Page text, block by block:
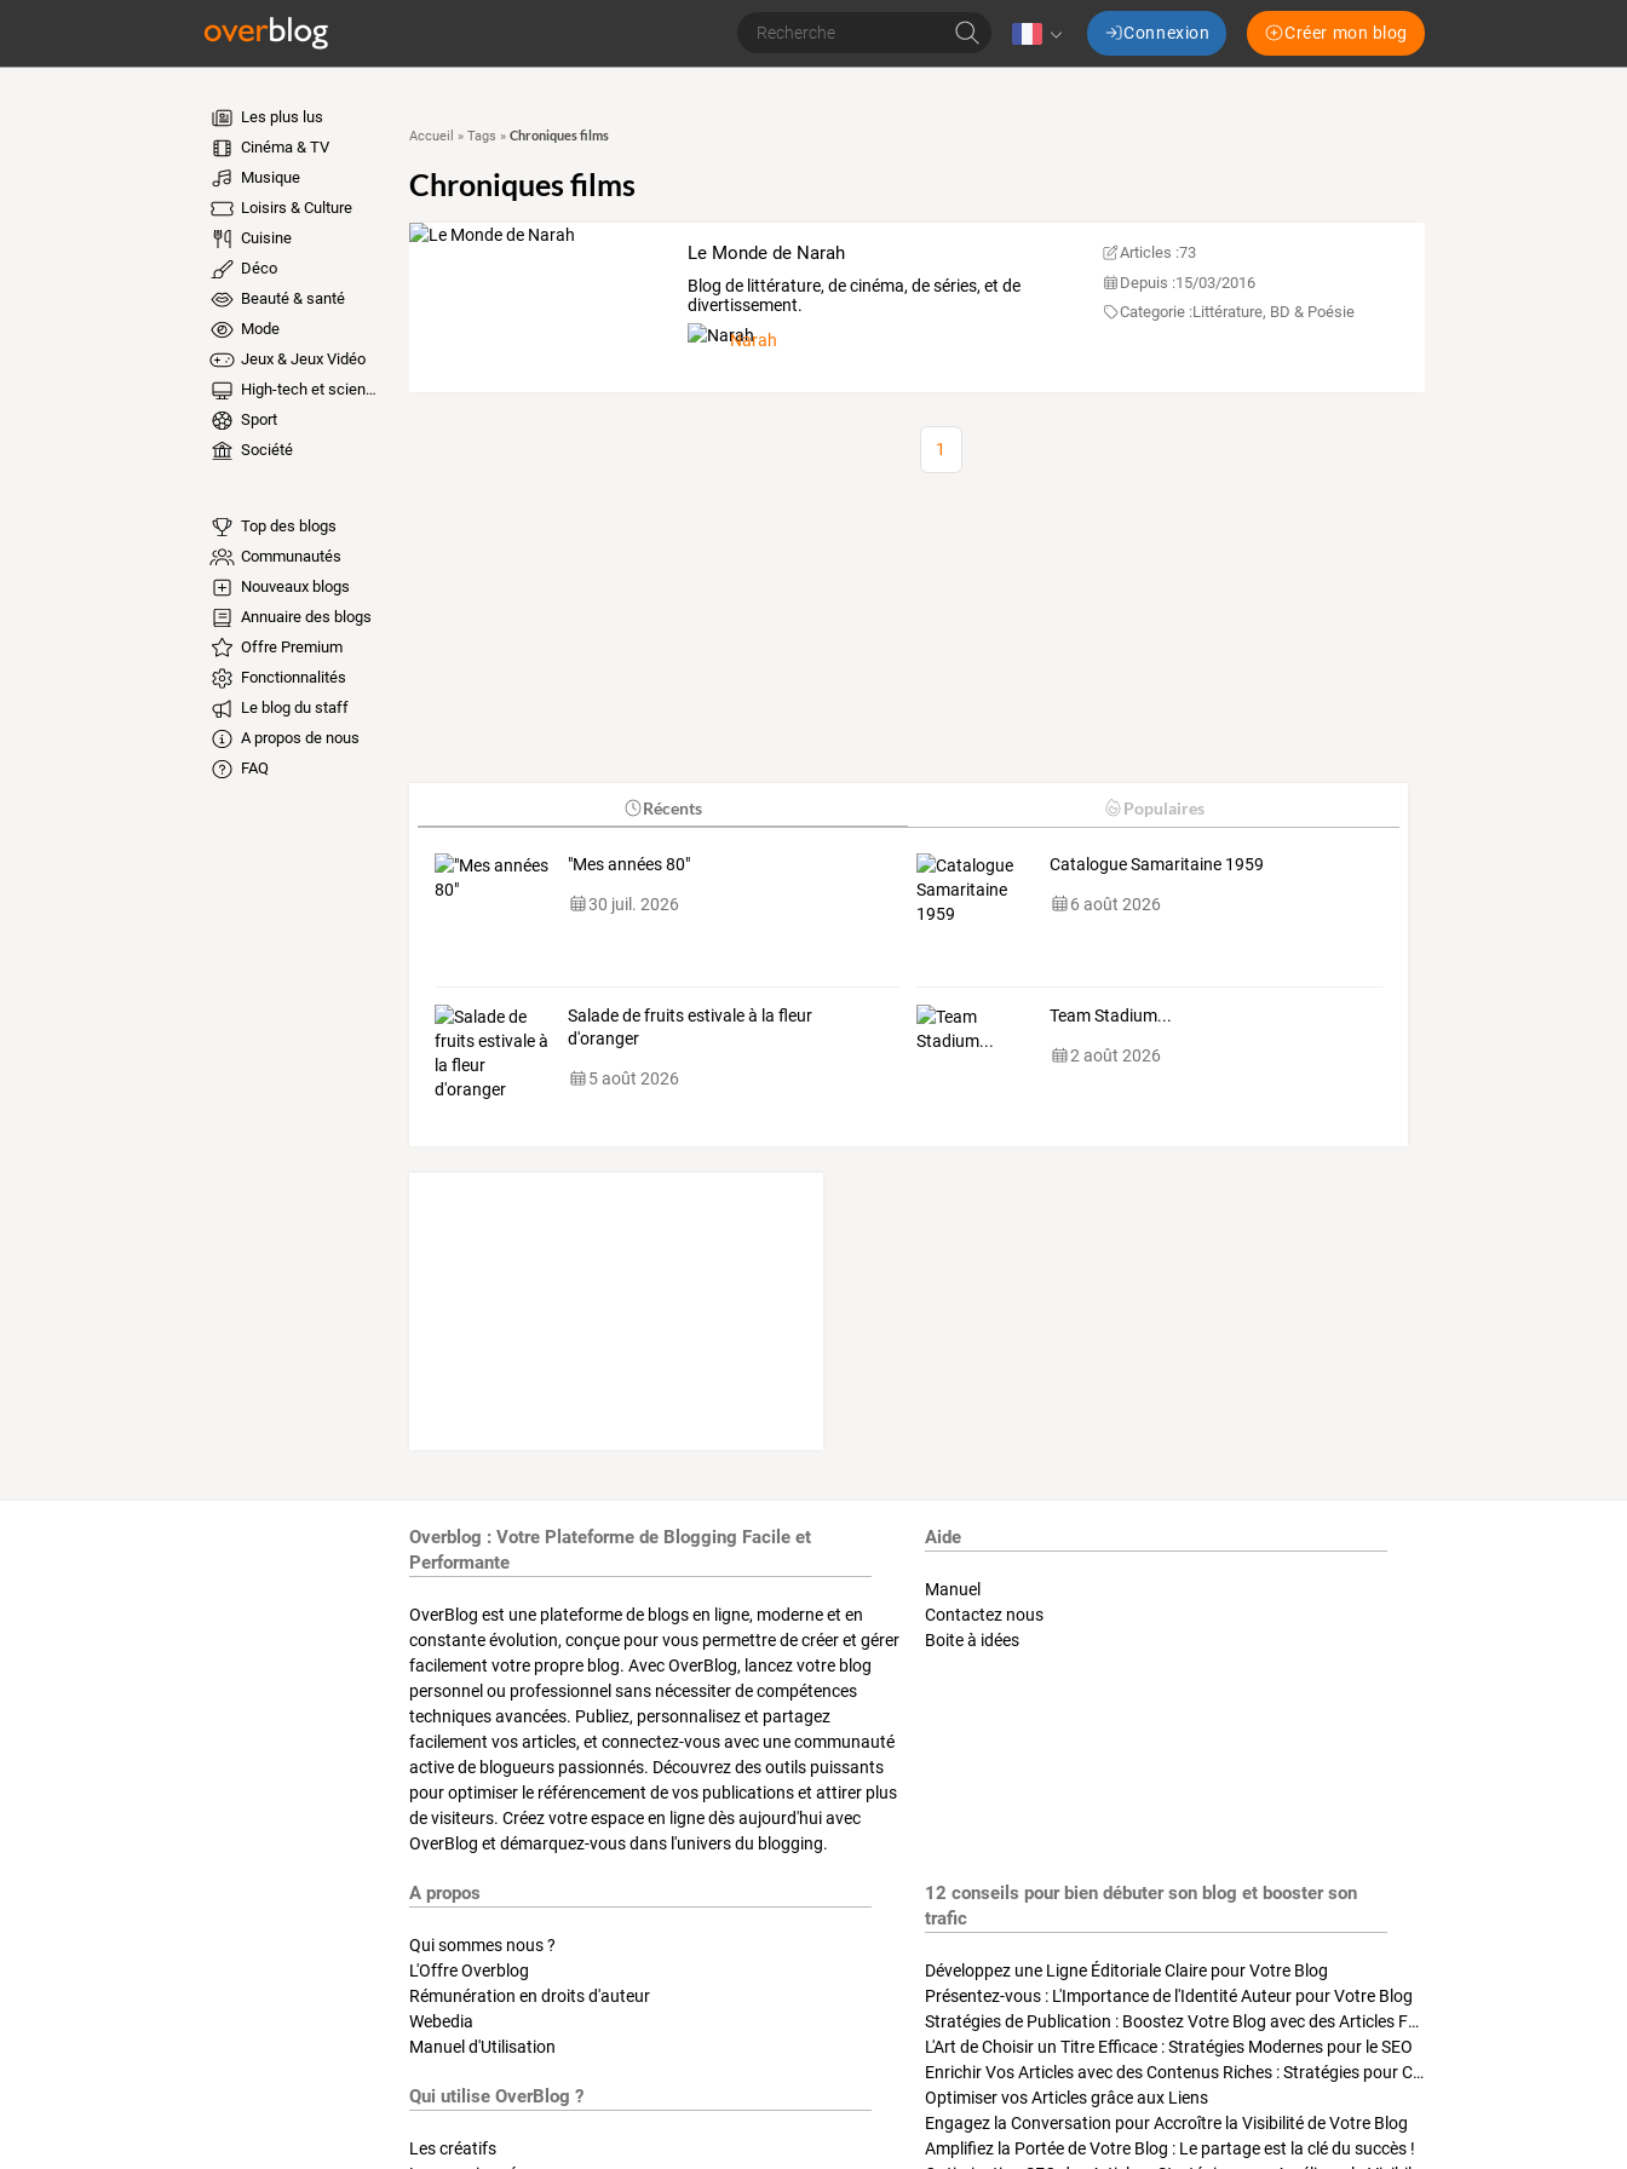
Connexion Créer mon blog
Les plus lus
Cinéma & TV
Musique
Loisirs & Culture
Cuisine
Déco
Beauté & santé
Mode
Jeux & Jeux Vidéo
High-tech et sciences
Sport
Société
Top des blogs
Communautés
Nouveaux blogs
Annuaire des blogs
Offre Premium
Fonctionnalités
Le blog du staff
A propos de nous
FAQ
Accueil » Tags » Chroniques films
Chroniques films
Le Monde de Narah
Blog de littérature, de cinéma, de séries, et de
divertissement.
Narah
Articles :73
Depuis :15/03/2016
Categorie :Littérature, BD & Poésie
1
Récents Populaires
"Mes années 80"
30 juil. 2026
Catalogue Samaritaine 1959
6 août 2026
Salade de fruits estivale à la fleur
d'oranger
5 août 2026
Team Stadium...
2 août 2026
Overblog : Votre Plateforme de Blogging Facile et
Performante
OverBlog est une plateforme de blogs en ligne, moderne et en
constante évolution, conçue pour vous permettre de créer et gérer
facilement votre propre blog. Avec OverBlog, lancez votre blog
personnel ou professionnel sans nécessiter de compétences
techniques avancées. Publiez, personnalisez et partagez
facilement vos articles, et connectez-vous avec une communauté
active de blogueurs passionnés. Découvrez des outils puissants
pour optimiser le référencement de vos publications et attirer plus
de visiteurs. Créez votre espace en ligne dès aujourd'hui avec
OverBlog et démarquez-vous dans l'univers du blogging.
Aide
Manuel
Contactez nous
Boite à idées
A propos
Qui sommes nous ?
L'Offre Overblog
Rémunération en droits d'auteur
Webedia
Manuel d'Utilisation
Qui utilise OverBlog ?
Les créatifs
12 conseils pour bien débuter son blog et booster son
trafic
Développez une Ligne Éditoriale Claire pour Votre Blog
Présentez-vous : L'Importance de l'Identité Auteur pour Votre Blog
Stratégies de Publication : Boostez Votre Blog avec des Articles Fréquents et Exclusifs
L'Art de Choisir un Titre Efficace : Stratégies Modernes pour le SEO
Enrichir Vos Articles avec des Contenus Riches : Stratégies pour Captiver et Optimiser
Optimiser vos Articles grâce aux Liens
Engagez la Conversation pour Accroître la Visibilité de Votre Blog
Amplifiez la Portée de Votre Blog : Le partage est la clé du succès !